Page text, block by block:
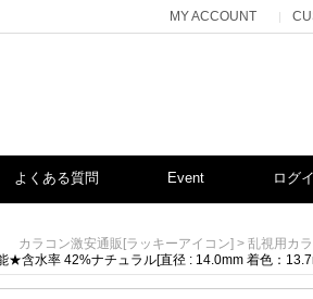
MY ACCOUNT |
よくある質問 Event ログ
カラコン激安通販[ラッキーアイコン] > 乱視用カ
含水率 42%ナチュラル[直径 : 14.0mm 着色：